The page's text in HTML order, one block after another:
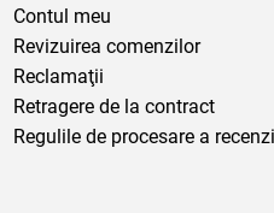
Contul meu
Revizuirea comenzilor
Reclamaţii
Retragere de la contract
Regulile de procesare a